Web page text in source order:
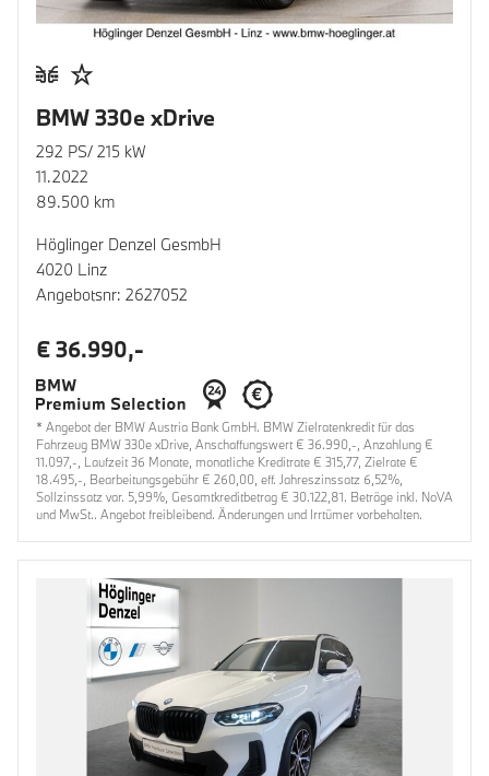
BMW 330e xDrive
292 PS/ 215 kW
11.2022
89.500 km
Höglinger Denzel GesmbH
4020 Linz
Angebotsnr: 2627052
€ 36.990,-
* Angebot der BMW Austria Bank GmbH. BMW Zielratenkredit für das
Fahrzeug BMW 330e xDrive, Anschaffungswert € 36.990,-, Anzahlung €
11.097,-, Laufzeit 36 Monate, monatliche Kreditrate € 315,77, Zielrate €
18.495,-, Bearbeitungsgebühr € 260,00, eff. Jahreszinssatz 6,52%,
Sollzinssatz var. 5,99%, Gesamtkreditbetrag € 30.122,81. Beträge inkl. NoVA
und MwSt.. Angebot freibleibend. Änderungen und Irrtümer vorbehalten.